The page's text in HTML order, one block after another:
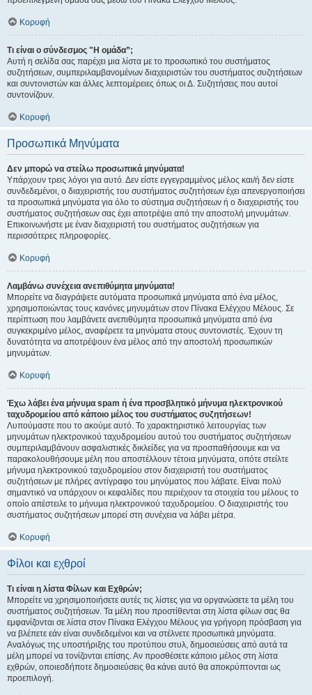
Κορυφή
Τι είναι ο σύνδεσμος "Η ομάδα”;
Αυτή η σελίδα σας παρέχει μια λίστα με το προσωπικό του συστήματος
συζητήσεων, συμπεριλαμβανομένων διαχειριστών του συστήματος συζητήσεων
και συντονιστών και άλλες λεπτομέρειες όπως οι Δ. Συζητήσεις που αυτοί
συντονίζουν.
Κορυφή
Προσωπικά Μηνύματα
Δεν μπορώ να στείλω προσωπικά μηνύματα!
Υπάρχουν τρεις λόγοι για αυτό. Δεν είστε εγγεγραμμένος μέλος και/ή δεν είστε
συνδεδεμένοι, ο διαχειριστής του συστήματος συζητήσεων έχει απενεργοποιήσει
τα προσωπικά μηνύματα για όλο το σύστημα συζητήσεων ή ο διαχειριστής του
συστήματος συζητήσεων σας έχει αποτρέψει από την αποστολή μηνυμάτων.
Επικοινωνήστε με έναν διαχειριστή του συστήματος συζητήσεων για
περισσότερες πληροφορίες.
Κορυφή
Λαμβάνω συνέχεια ανεπιθύμητα μηνύματα!
Μπορείτε να διαγράψετε αυτόματα προσωπικά μηνύματα από ένα μέλος,
χρησιμοποιώντας τους κανόνες μηνυμάτων στον Πίνακα Ελέγχου Μέλους. Σε
περίπτωση που λαμβάνετε ανεπιθύμητα προσωπικά μηνύματα από ένα
συγκεκριμένο μέλος, αναφέρετε τα μηνύματα στους συντονιστές. Έχουν τη
δυνατότητα να αποτρέψουν ένα μέλος από την αποστολή προσωπικών
μηνυμάτων.
Κορυφή
Έχω λάβει ένα μήνυμα spam ή ένα προσβλητικό μήνυμα ηλεκτρονικού
ταχυδρομείου από κάποιο μέλος του συστήματος συζητήσεων!
Λυπούμαστε που το ακούμε αυτό. Το χαρακτηριστικό λειτουργίας των
μηνυμάτων ηλεκτρονικού ταχυδρομείου αυτού του συστήματος συζητήσεων
συμπεριλαμβάνουν ασφαλιστικές δικλείδες για να προσπαθήσουμε και να
παρακολουθήσουμε μέλη που αποστέλλουν τέτοια μηνύματα, οπότε στείλτε
μήνυμα ηλεκτρονικού ταχυδρομείου στον διαχειριστή του συστήματος
συζητήσεων με πλήρες αντίγραφο του μηνύματος που λάβατε. Είναι πολύ
σημαντικό να υπάρχουν οι κεφαλίδες που περιέχουν τα στοιχεία του μέλους το
οποίο απέστειλε το μήνυμα ηλεκτρονικού ταχυδρομείου. Ο διαχειριστής του
συστήματος συζητήσεων μπορεί στη συνέχεια να λάβει μέτρα.
Κορυφή
Φίλοι και εχθροί
Τι είναι η λίστα Φίλων και Εχθρών;
Μπορείτε να χρησιμοποιήσετε αυτές τις λίστες για να οργανώσετε τα μέλη του
συστήματος συζητήσεων. Τα μέλη που προστίθενται στη λίστα φίλων σας θα
εμφανίζονται σε λίστα στον Πίνακα Ελέγχου Μέλους για γρήγορη πρόσβαση για
να βλέπετε εάν είναι συνδεδεμένοι και να στέλνετε προσωπικά μηνύματα.
Αναλόγως της υποστήριξης του προτύπου στυλ, δημοσιεύσεις από αυτά τα
μέλη μπορεί να τονίζονται επίσης. Αν προσθέσετε κάποιο μέλος στη λίστα
εχθρών, οποιεσδήποτε δημοσιεύσεις θα κάνει αυτό θα αποκρύπτονται ως
προεπιλογή.